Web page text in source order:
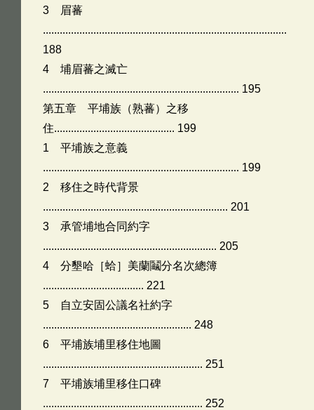
3 眉蕃
.......................................................................................
188
4 埔眉蕃之滅亡
...................................................................... 195
第五章 平埔族（熟蕃）之移
住........................................... 199
1 平埔族之意義
...................................................................... 199
2 移住之時代背景
.................................................................. 201
3 承管埔地合同約字
.............................................................. 205
4 分墾哈［蛤］美蘭鬮分名次總簿
.................................... 221
5 自立安固公議名社約字
..................................................... 248
6 平埔族埔里移住地圖
......................................................... 251
7 平埔族埔里移住口碑
......................................................... 252